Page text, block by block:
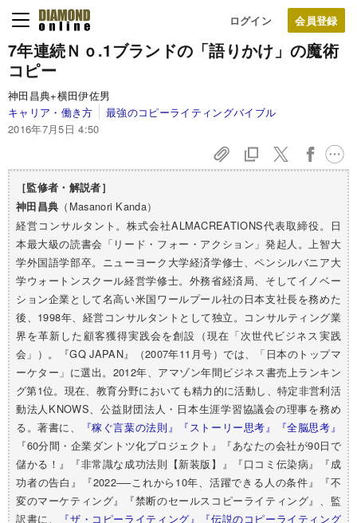
ログイン
7年連続Ｎｏ.1ブランドの 「語りかけ」の魔術
コピー
神田昌典+横田伊佐男
キャリア・働き方
最強のコピーライティングバイブル
2016年7月5日 4:50
［監修者・解説者］
神田昌典 （Masanori Kanda）
経営コンサルタント。株式会社ALMACREATIONS代表取締役。日
本最大級の読書会「リード・フォー・アクション」発起人。上智大
学外国語学部卒。ニューヨーク大学経済学修士、ペンシルバニア大
学ウォートンスクール経営学修士。外務省経済局、そしてイノベー
ション企業として名高い米国ワールプール社の日本支社長を務めた
後、1998年、経営コンサルタントとして独立。コンサルティング業
界を革新した顧客獲得実践会を創設（現在「次世代ビジネス実践
会」）。『GQ JAPAN』（2007年11月号）では、「日本のトップマ
ーケター」に選出。2012年、アマゾン年間ビジネス書売上ランキン
グ第1位。現在、教育分野においても精力的に活動し、特定非営利活
動法人KNOWS、公益財団法人・日本生涯学習協議会の理事を務め
る。著書に、
『稼ぐ言葉の法則』 『ストーリー思考』
『全脳思考』
『60分間・企業ダントツ化プロジェクト』『あなたの会社が90日で
儲かる！』『非常識な成功法則【新装版】』『口コミ伝染病』『成
功者の告白』『2022──これから10年、活躍できる人の条件』『不
変のマーケティング』『禁断のセールスコピーライティング』、監
訳書に、
『ザ・コピーライティング』
『伝説のコピーライティング